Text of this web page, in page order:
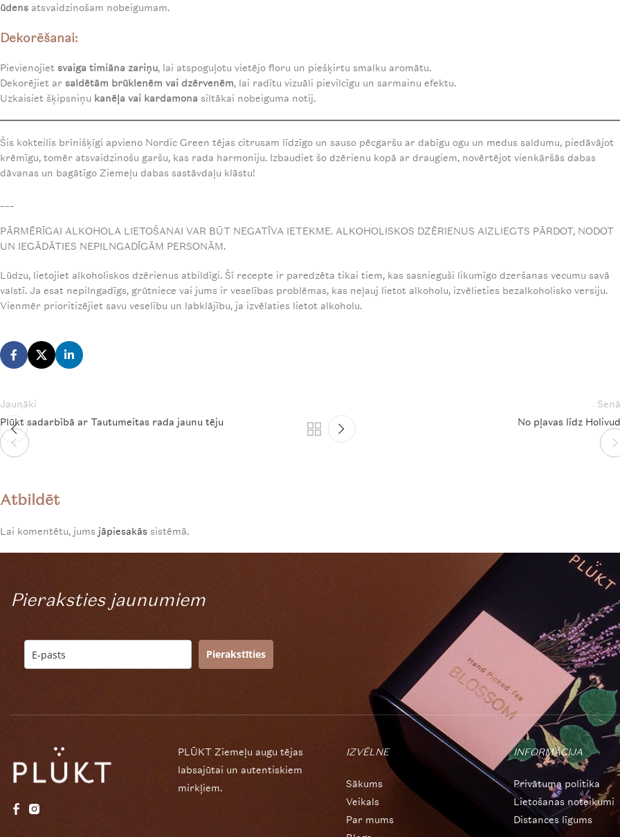
ūdens atsvaidzinošam nobeigumam.
Dekorēšanai:
Pievienojiet svaiga timiāna zariņu, lai atspoguļotu vietējo floru un piešķirtu smalku aromātu.
Dekorējiet ar saldētām brūklenēm vai dzērvenēm, lai radītu vizuāli pievilcīgu un sarmainu efektu.
Uzkaisiet šķipsniņu kanēļa vai kardamona siltākai nobeiguma notij.
Šis kokteilis brīnišķīgi apvieno Nordic Green tējas citrusam līdzīgo un sauso pēcgaršu ar dabīgu ogu un medus saldumu, piedāvājot
krēmīgu, tomēr atsvaidzinošu garšu, kas rada harmoniju. Izbaudiet šo dzērienu kopā ar draugiem, novērtējot vienkāršās dabas
dāvanas un bagātīgo Ziemeļu dabas sastāvdaļu klāstu!
PĀRMĒRĪGAI ALKOHOLA LIETOŠANAI VAR BŪT NEGATĪVA IETEKME. ALKOHOLISKOS DZĒRIENUS AIZLIEGTS PĀRDOT, NODOT
UN IEGĀDĀTIES NEPILNGADĪGĀM PERSONĀM.
Lūdzu, lietojiet alkoholiskos dzērienus atbildīgi. Šī recepte ir paredzēta tikai tiem, kas sasnieguši likumīgo dzeršanas vecumu savā
valstī. Ja esat nepilngadīgs, grūtniece vai jums ir veselības problēmas, kas neļauj lietot alkoholu, izvēlieties bezalkoholisko versiju.
Vienmēr prioritizējiet savu veselību un labklājību, ja izvēlaties lietot alkoholu.
Jaunāki
Plūkt sadarbībā ar Tautumeitas rada jaunu tēju
No pļavas līdz
Atbildēt
Lai komentētu, jums jāpiesakās sistēmā.
Pieraksties jaunumiem
Pierakstīties
PLŪKT Ziemeļu augu tējas
labsajūtai un autentiskiem
mirkļiem.
IZVĒLNE
Sākums
Veikals
Par mums
INFORMĀCIJA
Privātuma politika
Lietošanas noteikumi
Distances līgums